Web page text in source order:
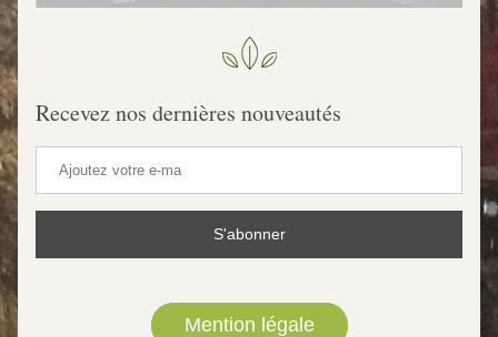
Recevez nos dernières nouveautés
S'abonner
Mention légale